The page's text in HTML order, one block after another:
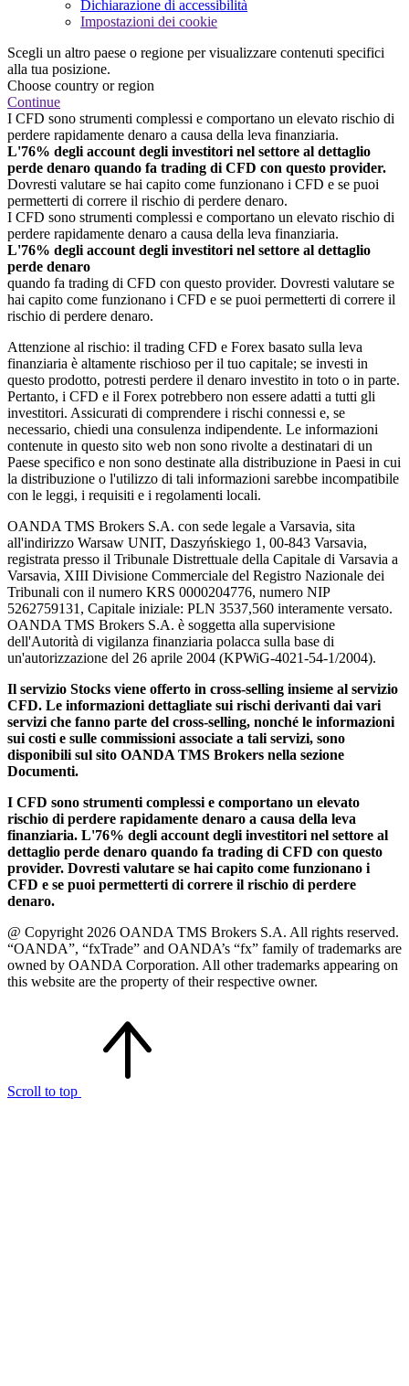
Dichiarazione di accessibilità
Impostazioni dei cookie
Scegli un altro paese o regione per visualizzare contenuti specifici
alla tua posizione.
Choose country or region
Continue
I CFD sono strumenti complessi e comportano un elevato rischio di
perdere rapidamente denaro a causa della leva finanziaria.
L'76% degli account degli investitori nel settore al dettaglio
perde denaro quando fa trading di CFD con questo provider.
Dovresti valutare se hai capito come funzionano i CFD e se puoi
permetterti di correre il rischio di perdere denaro.
I CFD sono strumenti complessi e comportano un elevato rischio di
perdere rapidamente denaro a causa della leva finanziaria.
L'76% degli account degli investitori nel settore al dettaglio
perde denaro
quando fa trading di CFD con questo provider. Dovresti valutare se
hai capito come funzionano i CFD e se puoi permetterti di correre il
rischio di perdere denaro.
Attenzione al rischio: il trading CFD e Forex basato sulla leva
finanziaria è altamente rischioso per il tuo capitale; se investi in
questo prodotto, potresti perdere il denaro investito in toto o in parte.
Pertanto, i CFD e il Forex potrebbero non essere adatti a tutti gli
investitori. Assicurati di comprendere i rischi connessi e, se
necessario, chiedi una consulenza indipendente. Le informazioni
contenute in questo sito web non sono rivolte a destinatari di un
Paese specifico e non sono destinate alla distribuzione in Paesi in cui
la distribuzione o l'utilizzo di tali informazioni sarebbe incompatibile
con le leggi, i requisiti e i regolamenti locali.
OANDA TMS Brokers S.A. con sede legale a Varsavia, sita
all'indirizzo Warsaw UNIT, Daszyńskiego 1, 00-843 Varsavia,
registrata presso il Tribunale Distrettuale della Capitale di Varsavia a
Varsavia, XIII Divisione Commerciale del Registro Nazionale dei
Tribunali con il numero KRS 0000204776, numero NIP
5262759131, Capitale iniziale: PLN 3537,560 interamente versato.
OANDA TMS Brokers S.A. è soggetta alla supervisione
dell'Autorità di vigilanza finanziaria polacca sulla base di
un'autorizzazione del 26 aprile 2004 (KPWiG-4021-54-1/2004).
Il servizio Stocks viene offerto in cross-selling insieme al servizio
CFD. Le informazioni dettagliate sui rischi derivanti dai vari
servizi che fanno parte del cross-selling, nonché le informazioni
sui costi e sulle commissioni associate a tali servizi, sono
disponibili sul sito OANDA TMS Brokers nella sezione
Documenti.
I CFD sono strumenti complessi e comportano un elevato
rischio di perdere rapidamente denaro a causa della leva
finanziaria. L'76% degli account degli investitori nel settore al
dettaglio perde denaro quando fa trading di CFD con questo
provider. Dovresti valutare se hai capito come funzionano i
CFD e se puoi permetterti di correre il rischio di perdere
denaro.
@ Copyright 2026 OANDA TMS Brokers S.A. All rights reserved.
“OANDA”, “fxTrade” and OANDA’s “fx” family of trademarks are
owned by OANDA Corporation. All other trademarks appearing on
this website are the property of their respective owner.
Scroll to top